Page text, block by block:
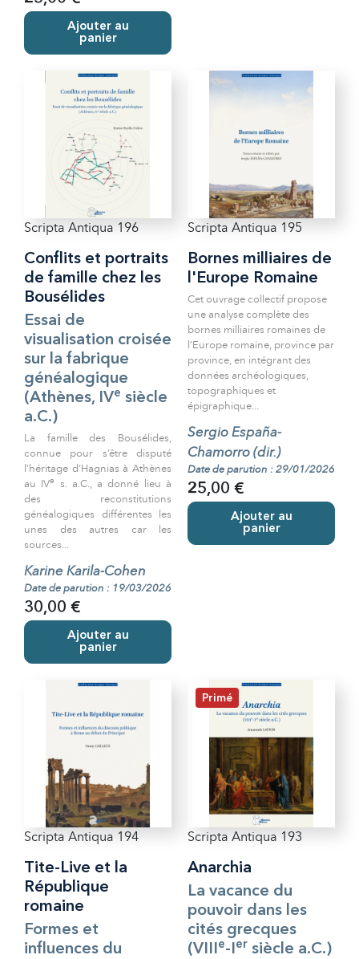
Ajouter au
panier
Scripta Antiqua 196
Conflits et portraits
de famille chez les
Bousélides
Essai de
visualisation croisée
sur la fabrique
généalogique
(Athènes, IVe siècle
a.C.)
La famille des Bousélides,
connue pour s’être disputé
l’héritage d’Hagnias à Athènes
au IVe
s. a.C., a donné lieu à
des reconstitutions
généalogiques différentes les
unes des autres car les
sources...
Karine Karila-Cohen
Date de parution : 19/03/2026
30,00 €
Ajouter au
panier
Scripta Antiqua 195
Bornes milliaires de
l'Europe Romaine
Cet ouvrage collectif propose
une analyse complète des
bornes milliaires romaines de
l’Europe romaine, province par
province, en intégrant des
données archéologiques,
topographiques et
épigraphique...
Sergio España-
Chamorro (dir.)
Date de parution : 29/01/2026
25,00 €
Ajouter au
panier
Scripta Antiqua 194
Tite-Live et la
République
romaine
Formes et
influences du
Primé
Scripta Antiqua 193
Anarchia
La vacance du
pouvoir dans les
cités grecques
(VIIIe-Ier siècle a.C.)